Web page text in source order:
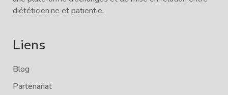
diététicien·ne et patient·e.
Liens
Blog
Partenariat